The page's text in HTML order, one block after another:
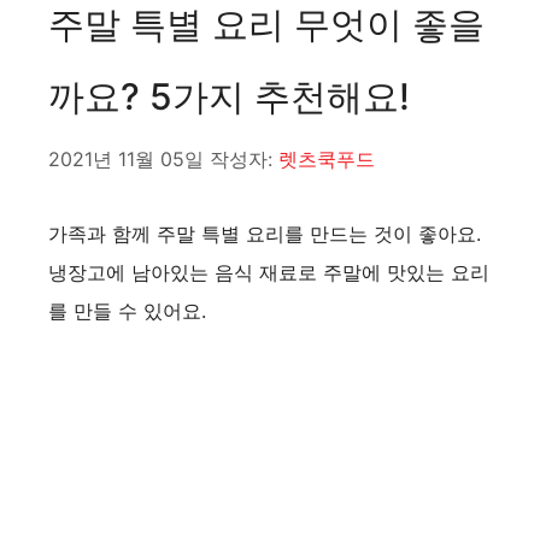
주말 특별 요리 무엇이 좋을
까요? 5가지 추천해요!
2021년 11월 05일 작성자: 렛츠쿡푸드
가족과 함께 주말 특별 요리를 만드는 것이 좋아요.
냉장고에 남아있는 음식 재료로 주말에 맛있는 요리
를 만들 수 있어요.